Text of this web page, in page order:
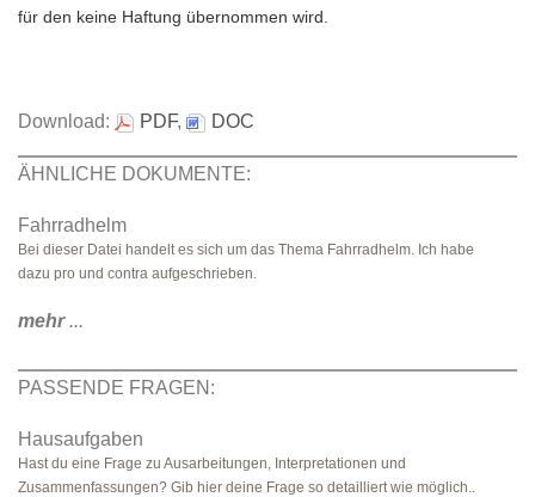
für den keine Haftung übernommen wird.
Download: PDF, DOC
ÄHNLICHE DOKUMENTE:
Fahrradhelm
Bei dieser Datei handelt es sich um das Thema Fahrradhelm. Ich habe
dazu pro und contra aufgeschrieben.
mehr...
PASSENDE FRAGEN:
Hausaufgaben
Hast du eine Frage zu Ausarbeitungen, Interpretationen und
Zusammenfassungen? Gib hier deine Frage so detailliert wie möglich..